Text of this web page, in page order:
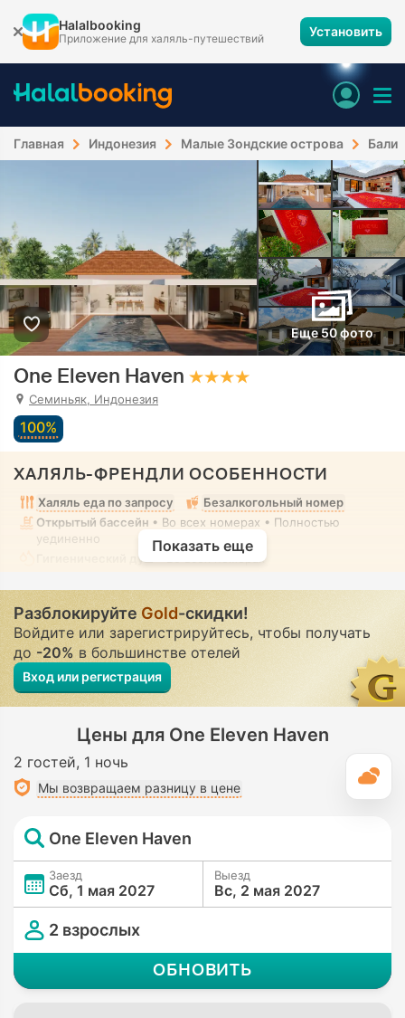
Halalbooking
Приложение для халяль-путешествий Установить
Главная Индонезия Малые Зондские острова Бали
Еще 50 фото
One Eleven Haven
Семиньяк, Индонезия
100%
ХАЛЯЛЬ-ФРЕНДЛИ ОСОБЕННОСТИ
Халяль еда по запросу
Безалкогольный номер
Открытый бассейн • Во всех номерах • Полностью
уединенно
Гигиенический душ
• Во всех номерах
Показать еще
Разблокируйте Gold-скидки!
Войдите или зарегистрируйтесь, чтобы получать
до -20% в большинстве отелей
Вход или регистрация
Цены для One Eleven Haven
2 гостей 1 ночь
Мы возвращаем разницу в цене
One Eleven Haven
Заезд
Сб, 1 мая 2027
Выезд
Вс, 2 мая 2027
2 взрослых
ОБНОВИТЬ